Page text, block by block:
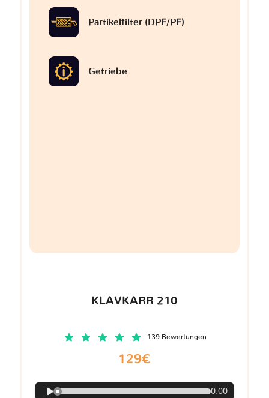
Partikelfilter (DPF/PF)
Getriebe
KLAVKARR 210
139 Bewertungen
129€
0:00